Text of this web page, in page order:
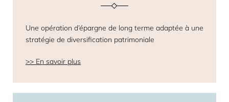
Une opération d’épargne de long terme adaptée à une
stratégie de diversification patrimoniale
En savoir plus